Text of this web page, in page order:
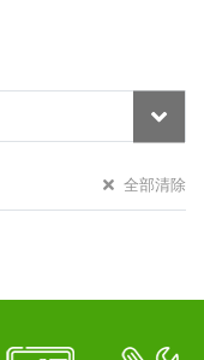
全部清除